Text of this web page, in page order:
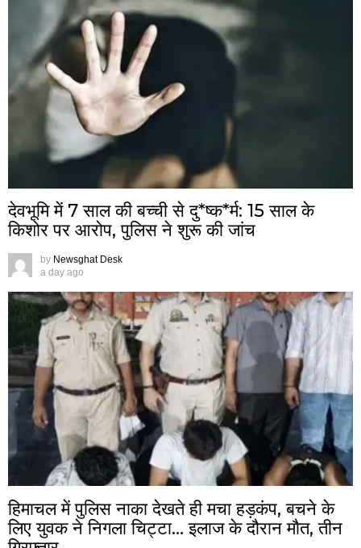
देवभूमि में 7 साल की बच्ची से दु*ष्क*र्म: 15 साल के
किशोर पर आरोप, पुलिस ने शुरू की जांच
by Newsghat Desk
a day ago
हिमाचल में पुलिस नाका देखते ही मचा हड़कंप, बचने के
लिए युवक ने निगला चिट्टा… इलाज के दौरान मौत, तीन